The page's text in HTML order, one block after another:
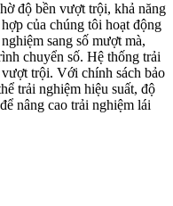
độ bền vượt trội, khả năng
của chúng tôi hoạt động
sang số mượt mà,
chuyển số. Hệ thống trải
trội. Với chính sách bảo
trải nghiệm hiệu suất, độ
nâng cao trải nghiệm lái